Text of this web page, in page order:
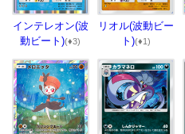
インテレオン(波
動ビート)(♦3)
リオル(波動ビー
ト)(♦1)